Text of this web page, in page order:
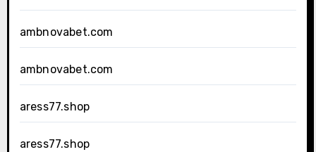
ambnovabet.com
ambnovabet.com
aress77.shop
aress77.shop